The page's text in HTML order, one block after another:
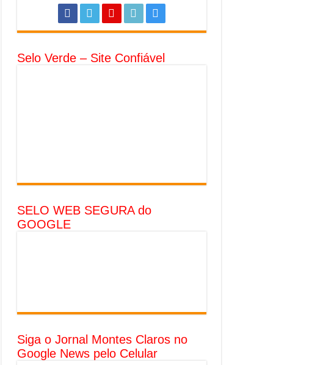
Selo Verde – Site Confiável
SELO WEB SEGURA do
GOOGLE
Siga o Jornal Montes Claros no
Google News pelo Celular